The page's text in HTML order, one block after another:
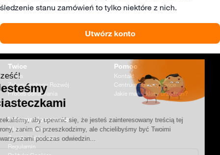
śledzenie stanu zamówień to tylko niektóre z nich.
Utwórz konto
Twice
O nas
Zrównoważony Rozwój
Proces odnawiania
Dipli
Pomoc
Kontakt
Centrum Pomocy Twice
Jakie mamy klasy urządzeń?
Informacje prawne
2 lata gwarancji
Zwroty i reklamacje
Regulamin